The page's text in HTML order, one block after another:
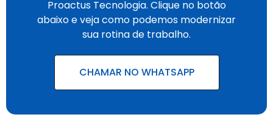
Proactus Tecnologia. Clique no botão
abaixo e veja como podemos modernizar
sua rotina de trabalho.
CHAMAR NO WHATSAPP